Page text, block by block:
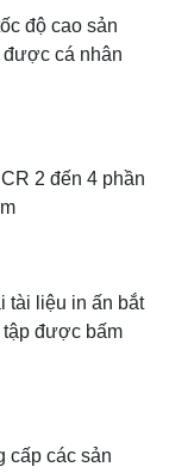
độ cao sản
được cá nhân
2 đến 4 phần
tài liệu in ấn bắt
tập được bấm
cấp các sản